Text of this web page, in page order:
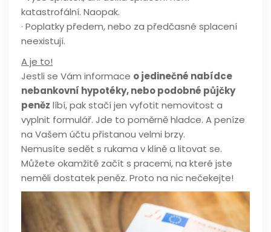
katastrofální. Naopak.
· Poplatky předem, nebo za předčasné splacení
neexistují.
A je to!
Jestli se Vám informace o jedinečné nabídce
nebankovní hypotéky, nebo podobné půjčky
peněz líbí, pak stačí jen vyfotit nemovitost a
vyplnit formulář. Jde to poměrně hladce. A peníze
na Vašem účtu přistanou velmi brzy.
Nemusíte sedět s rukama v klíně a litovat se.
Můžete okamžitě začít s pracemi, na které jste
neměli dostatek peněz. Proto na nic nečekejte!